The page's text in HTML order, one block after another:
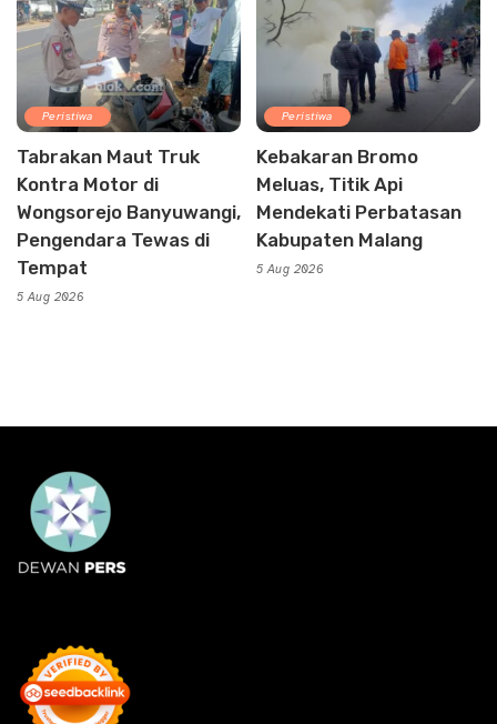
Peristiwa
Tabrakan Maut Truk
Kontra Motor di
Wongsorejo Banyuwangi,
Pengendara Tewas di
Tempat
5 Aug 2026
Peristiwa
Kebakaran Bromo
Meluas, Titik Api
Mendekati Perbatasan
Kabupaten Malang
5 Aug 2026